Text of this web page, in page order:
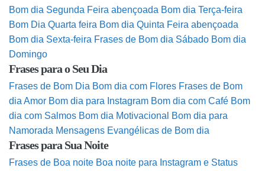
Bom dia Segunda Feira abençoada Bom dia Terça-feira
Bom Dia Quarta feira Bom dia Quinta Feira abençoada
Bom dia Sexta-feira Frases de Bom dia Sábado Bom dia
Domingo
Frases para o Seu Dia
Frases de Bom Dia Bom dia com Flores Frases de Bom
dia Amor Bom dia para Instagram Bom dia com Café Bom
dia com Salmos Bom dia Motivacional
Bom dia para
Namorada Mensagens Evangélicas de Bom dia
Frases para Sua Noite
Frases de Boa noite Boa noite para Instagram e Status